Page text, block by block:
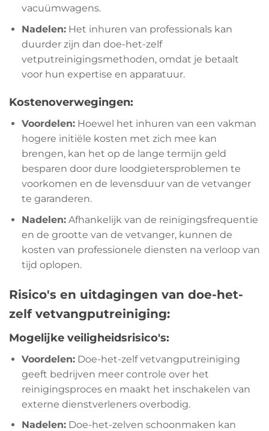
vacuümwagens.
Nadelen:Het inhuren van professionals kan
duurder zijn dan doe-het-zelf
vetputreinigingsmethoden, omdat je betaalt
voor hun expertise en apparatuur.
Kostenoverwegingen:
Voordelen:Hoewel het inhuren van een vakman
hogere initiële kosten met zich mee kan
brengen, kan het op de lange termijn geld
besparen door dure loodgietersproblemen te
voorkomen en de levensduur van de vetvanger
te garanderen.
Nadelen:Afhankelijk van de reinigingsfrequentie
en de grootte van de vetvanger, kunnen de
kosten van professionele diensten na verloop van
tijd oplopen.
Risico's en uitdagingen van doe-het-
zelf vetvangputreiniging:
Mogelijke veiligheidsrisico's:
Voordelen:Doe-het-zelf vetvangputreiniging
geeft bedrijven meer controle over het
reinigingsproces en maakt het inschakelen van
externe dienstverleners overbodig.
Nadelen:Doe-het-zelven schoonmaken kan